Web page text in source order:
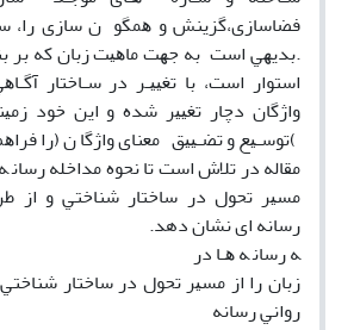
ﻓﻀﺎﺳﺎزی،ﮔﺰﻳﻨﺶ و ﻫﻤﮕﻮ ن ﺳﺎزی را،
.ﺑﺪﻳﻬﻲ اﺳﺖ ﺑﻪ ﺟﻬﺖ ﻣﺎﻫﻴﺖ زﺑﺎن ﻛﻪ ﺑﺮ
اﺳﺘﻮار اﺳﺖ، ﺑﺎ ﺗﻐﻴﻴـﺮ در ﺳـﺎﺧﺘﺎر
واژﮔﺎن دﭼﺎر ﺗﻐﻴﻴﺮ ﺷﺪه و اﻳﻦ ﺧﻮد
)ﺗﻮﺳـﻴﻊ و ﺗﻀـﻴﻴﻖ معنای واژﮔﺎ ن (را
ﻣﻘﺎﻟﻪ در ﺗﻼش اﺳﺖ ﺗﺎ ﻧﺤﻮه ﻣﺪاﺧﻠﻪ رﺳﺎﻧ
ﻣﺴﻴﺮ ﺗﺤﻮل در ﺳﺎﺧﺘﺎر ﺷﻨﺎﺧﺘﻲ و از
رﺳﺎﻧﻪ ای نشان دهد.
ﻪ رﺳﺎﻧ ﻪ ﻫـﺎ در
زﺑﺎن را از ﻣﺴﻴﺮ ﺗﺤﻮل در ﺳﺎﺧﺘﺎر
رواﻧﻲ رﺳﺎﻧﻪ